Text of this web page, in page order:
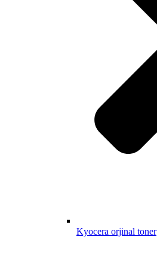
Kyocera orjinal toner